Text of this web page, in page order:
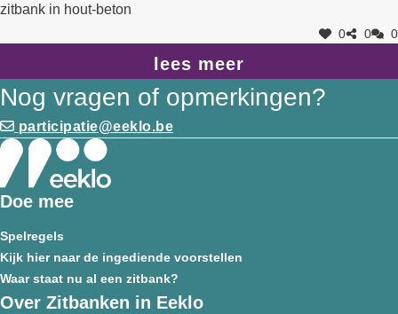
zitbank in hout-beton
0 0 0
lees meer
Nog vragen of opmerkingen?
participatie@eeklo.be
Doe mee
Spelregels
Kijk hier naar de ingediende voorstellen
Waar staat nu al een zitbank?
Over Zitbanken in Eeklo